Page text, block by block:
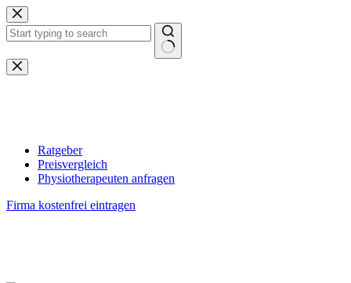
Zum
Inhalt
springen
Keine
Ergebnisse
Ratgeber
Preisvergleich
Physiotherapeuten anfragen
Firma kostenfrei eintragen